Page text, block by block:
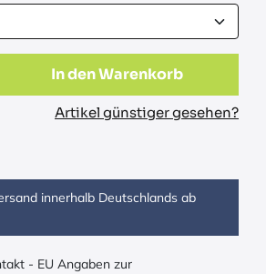
In den Warenkorb
Artikel günstiger gesehen?
innerhalb Deutschlands ab
- EU Angaben zur